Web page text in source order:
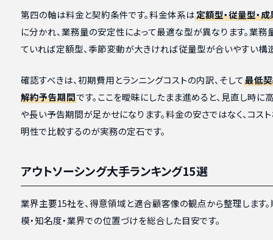
第四の軸は料金と契約条件です。料金体系は定額型・従量型・
に分かれ、業務量の安定性によって最適な型が異なります。業務
ていれば定額型、季節変動が大きければ従量型が合いやすい構
確認すべきは、初期費用とランニングコストの内訳、そして最低
解約予告期間です。ここを曖昧にしたまま進めると、見直し時に
や長い予告期間が足かせになります。料金の安さではなく、コス
明性で比較するのが実務の定石です。
アウトソーシング大手ランキング15選
業界主要15社を、得意領域と適合顧客像の観点から整理します
模・知名度・業界での位置づけを総合した目安です。